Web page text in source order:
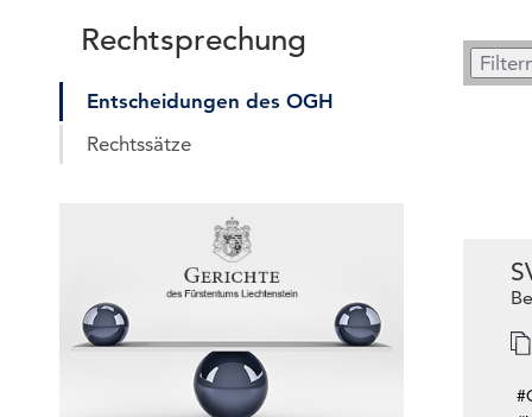
Rechtsprechung
Entscheidungen des OGH
Rechtssätze